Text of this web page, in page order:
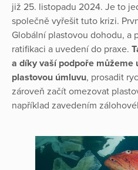
již 25. listopadu 2024. Je to
společně vyřešit tuto krizi.
Globální plastovou dohodu, a
ratifikaci a uvedení do praxe.
a díky vaší podpoře můžeme
plastovou úmluvu, prosadit
zároveň začít omezovat
například zavedením